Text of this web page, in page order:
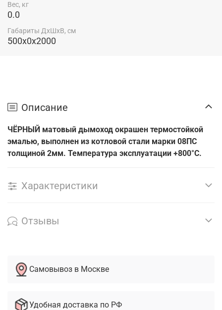
Вес, кг
0.0
Габариты ДхШхВ, см
500x0x2000
Описание
ЧЁРНЫЙ матовый дымоход окрашен термостойкой
эмалью, выполнен из котловой стали марки 08ПС
толщиной 2мм. Температура эксплуатации +800°С.
Характеристики
Отзывы
Самовывоз в Москве
Удобная доставка по РФ